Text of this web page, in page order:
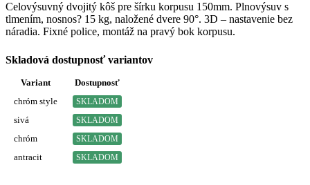
Celovýsuvný dvojitý kôš pre šírku korpusu 150mm. Plnovýsuv s
tlmením, nosnos? 15 kg, naložené dvere 90°. 3D – nastavenie bez
náradia. Fixné police, montáž na pravý bok korpusu.
Skladová dostupnosť variantov
Variant
Dostupnosť
chróm style
SKLADOM
sivá
SKLADOM
chróm
SKLADOM
antracit
SKLADOM